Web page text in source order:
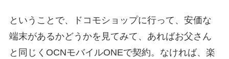
ということで、ドコモショップに行って、安価な
端末があるかどうかを見てみて、あればお父さん
と同じくOCNモバイルONEで契約。なければ、楽